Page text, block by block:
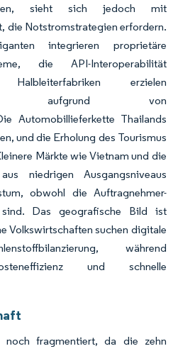
sieht sich jedoch mit
die Notstromstrategien erfordern.
integrieren proprietäre
die API-Interoperabilität
erzielen
aufgrund von
Automobillieferkette Thailands
und die Erholung des Tourismus
Märkte wie Vietnam und die
niedrigen Ausgangsniveaus
obwohl die Auftragnehmer-
Das geografische Bild ist
Volkswirtschaften suchen digitale
während
und schnelle
noch fragmentiert, da die zehn